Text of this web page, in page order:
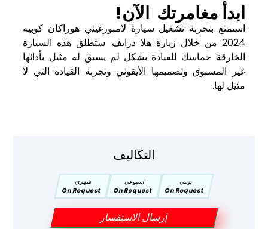
ابدأ مغامرتك الآن!
استمتع بتجربة تشغيل سيارة لامبورغيني هوراكان كوبيه
2024 من خلال زيارة هلا درايف. ستطلق هذه السيارة
الخارقة حماسك للقيادة بشكل لم يسبق له مثيل بأدائها
غير المسبوق وتصميمها الأيقوني وتجربة القيادة التي لا
مثيل لها.
التكاليف
يومي
On Request
اسبوعي
On Request
شهري
On Request
إرسال الاستفسار